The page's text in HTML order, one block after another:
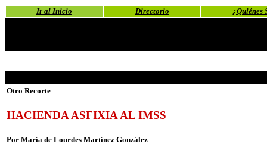
Ir al Inicio Directorio ¿Quiénes
Otro Recorte
HACIENDA ASFIXIA AL IMSS
Por María de Lourdes Martínez González